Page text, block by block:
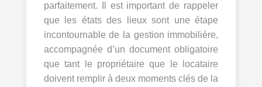
parfaitement. Il est important de rappeler
que les états des lieux sont une étape
incontournable de la gestion immobilière,
accompagnée d’un document obligatoire
que tant le propriétaire que le locataire
doivent remplir à deux moments clés de la